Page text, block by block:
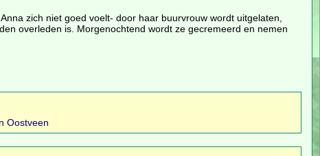
zich niet goed voelt- door haar buurvrouw wordt uitgelaten,
overleden is. Morgenochtend wordt ze gecremeerd en nemen
Oostveen